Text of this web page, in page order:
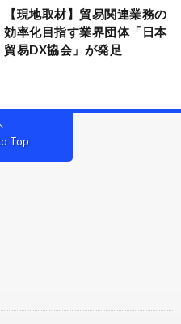
【現地取材】貿易関連業務の
効率化目指す業界団体「日本
貿易DX協会」が発足
Top